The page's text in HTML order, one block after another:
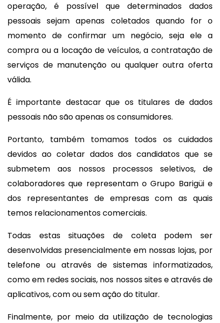
operação, é possível que determinados dados
pessoais sejam apenas coletados quando for o
momento de confirmar um negócio, seja ele a
compra ou a locação de veículos, a contratação de
serviços de manutenção ou qualquer outra oferta
válida.
É importante destacar que os titulares de dados
pessoais não são apenas os consumidores.
Portanto, também tomamos todos os cuidados
devidos ao coletar dados dos candidatos que se
submetem aos nossos processos seletivos, de
colaboradores que representam o Grupo Barigüi e
dos representantes de empresas com as quais
temos relacionamentos comerciais.
Todas estas situações de coleta podem ser
desenvolvidas presencialmente em nossas lojas, por
telefone ou através de sistemas informatizados,
como em redes sociais, nos nossos sites e através de
aplicativos, com ou sem ação do titular.
Finalmente, por meio da utilização de tecnologias